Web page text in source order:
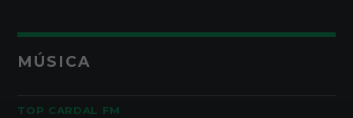
MÚSICA
TOP CARDAL FM